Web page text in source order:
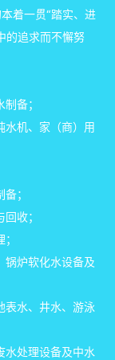
着一贯“踏实、进
的追求而不懈努
备；
机、家（商）用
；
收；
炉软化水设备及
水、井水、游泳
处理设备及中水